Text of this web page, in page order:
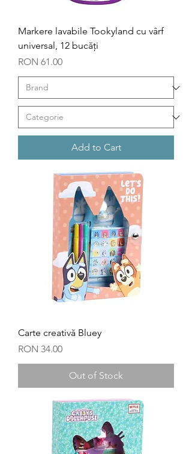
Markere lavabile Tookyland cu vârf
universal, 12 bucăți
Price
RON 61.00
Add to Cart
Carte creativă Bluey
Price
RON 34.00
Out of Stock